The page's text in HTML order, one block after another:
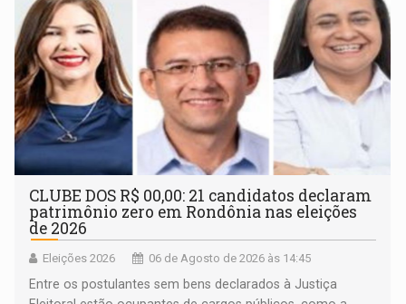
CLUBE DOS R$ 00,00: 21 candidatos declaram
patrimônio zero em Rondônia nas eleições
de 2026
Eleições 2026 06 de Agosto de 2026 às 14:45
Entre os postulantes sem bens declarados à Justiça